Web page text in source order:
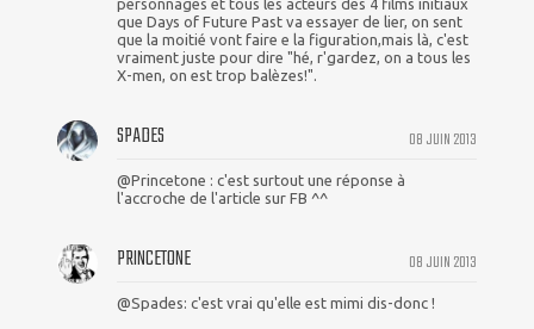
personnages et tous les acteurs des 4 films initiaux
que Days of Future Past va essayer de lier, on sent
que la moitié vont faire e la figuration,mais là, c'est
vraiment juste pour dire "hé, r'gardez, on a tous les
X-men, on est trop balèzes!".
08 JUIN 2013
SPADES
@Princetone : c'est surtout une réponse à
l'accroche de l'article sur FB ^^
08 JUIN 2013
PRINCETONE
@Spades: c'est vrai qu'elle est mimi dis-donc !